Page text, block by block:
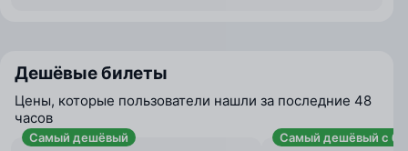
Дешёвые билеты
Цены, которые пользователи нашли за последние 48
часов
Самый дешёвый Самый дешёвый с